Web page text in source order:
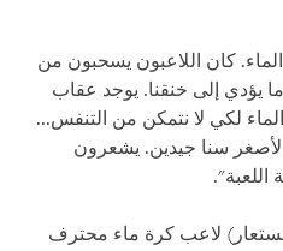
كان اللاعبون يسحبون من
يؤدي إلى خنقنا. يوجد عقاب
لكي لا نتمكن من التنفس...
سنا جيدين. يشعرون
اسم مستعار) لاعب كرة ماء محترف